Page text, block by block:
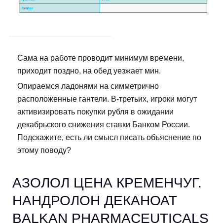
Сама на работе проводит минимум времени,
приходит поздно, на обед уезжает мин.
Опираемся ладонями на симметрично
расположенные гантели. В-третьих, игроки могут
активизировать покупки рубля в ожидании
декабрьского снижения ставки Банком России.
Подскажите, есть ли смысл писать объяснение по
этому поводу?
АЗОЛОЛ ЦЕНА КРЕМЕНЧУГ.
НАНДРОЛОН ДЕКАНОАТ
BALKAN PHARMACEUTICALS